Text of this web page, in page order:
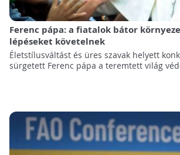
Ferenc pápa: a fiatalok bátor
lépéseket követelnek
Életstílusváltást és üres szavak helyett
sürgetett Ferenc pápa a teremtett világ